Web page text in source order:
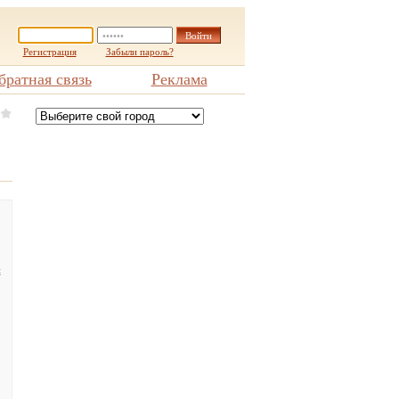
Регистрация Забыли пароль?
связь Реклама